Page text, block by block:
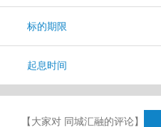
标的期限
起息时间
【大家对 同城汇融的评论】